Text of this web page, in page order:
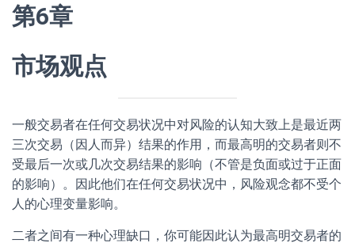
第6章
市场观点
一般交易者在任何交易状况中对风险的认知大致上是最近两
三次交易（因人而异）结果的作用，而最高明的交易者则不
受最后一次或几次交易结果的影响（不管是负面或过于正面
的影响）。因此他们在任何交易状况中，风险观念都不受个
人的心理变量影响。
二者之间有一种心理缺口，你可能因此认为最高明交易者的